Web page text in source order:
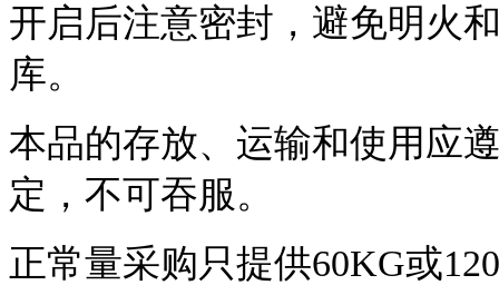
开启后注意密封，避免明火
库。
本品的存放、运输和使用应
定，不可吞服。
正常量采购只提供60KG或